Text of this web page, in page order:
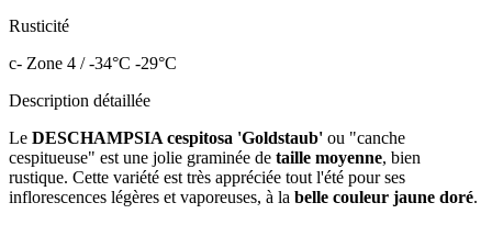
Rusticité
c- Zone 4 / -34°C -29°C
Description détaillée
Le DESCHAMPSIA cespitosa 'Goldstaub' ou "canche
cespitueuse" est une jolie graminée de taille moyenne, bien
rustique. Cette variété est très appréciée tout l'été pour ses
inflorescences légères et vaporeuses, à la belle couleur jaune doré.